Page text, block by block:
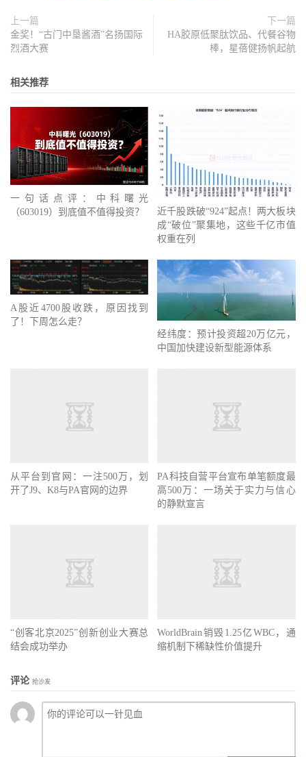
上一篇
金奖！“古门中垦酱酒”名扬国际
烈酒大赛
下一篇
HA胶原低聚肽饮品、代餐谷物
棒，星蓓健扬帆起航
相关推荐
一句话点评：中科曙光
（603019）到底值不值得投资？
近千股跌破“924”起点！两大板块
成“破位”聚集地，这些千亿市值
权重在列
A股近4700股收跌，原因找到
了！下周怎么走？
经纬度：预计投资超20万亿元，
中国加快建设新型能源体系
从平台到官网：一注500万，划
开了J9、K8与PA官网的边界
PA科技自营平台宣布单笔额度最
高500万：一场关于实力与信心
的静默宣言
“创客北京2025”创新创业大赛总
结会成功举办
WorldBrain销毁1.25亿WBC，通
缩机制下稀缺性价值提升
评论 抢沙发